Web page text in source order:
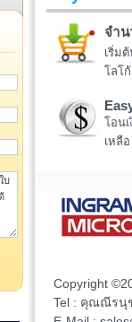
จำน
เริ่ม
โลโก้
โอน
เหลื
Copyright
Tel : คุณณีรนุช